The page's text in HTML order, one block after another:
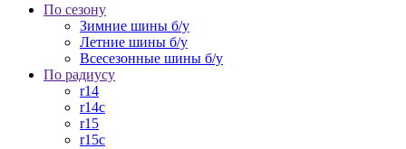
По сезону
Зимние шины б/у
Летние шины б/у
Всесезонные шины б/у
По радиусу
r14
r14c
r15
r15c